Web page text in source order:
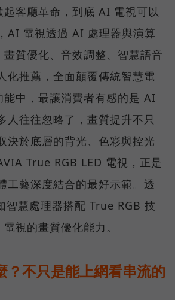
客廳革命，到底 AI 電視可以
AI 電視透過 AI 處理器與演算
質優化、音效調整、智慧語音
化推薦，全面顛覆傳統智慧電
中，最讓消費者有感的是 AI
人往往忽略了，畫質提升不只
決於底層的背光、色彩與控光
True RGB LED 電視，正是
工藝深度結合的最好示範。透
智慧處理器搭配 True RGB 技
視的畫質優化能力。
？不只是能上網看串流的